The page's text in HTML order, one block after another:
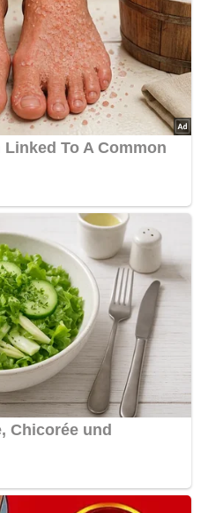
Gulasch
frische Champignons
Mini Rispentomaten
Zwiebel
Knoblauchzehen
Tomatenmark
Salz
Paprikapulver
gemahlener Kümmel
dein Wissen jetzt!